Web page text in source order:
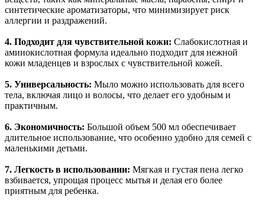
синтетические ароматизаторы, что минимизирует риск
аллергии и раздражений.
4. Подходит для чувствительной кожи: Слабокислотная и
аминокислотная формула идеально подходит для нежной
кожи младенцев и взрослых с чувствительной кожей.
5. Универсальность: Мыло можно использовать для всего
тела, включая лицо и волосы, что делает его удобным и
практичным.
6. Экономичность: Большой объем 500 мл обеспечивает
длительное использование, что особенно удобно для семей с
маленькими детьми.
7. Легкость в использовании: Мягкая и густая пена легко
взбивается, упрощая процесс мытья и делая его более
приятным для ребенка.